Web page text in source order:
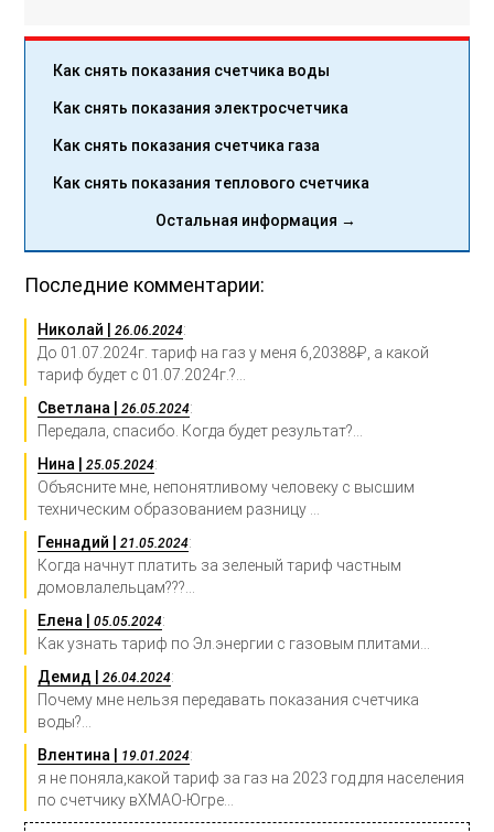
Как снять показания счетчика воды
Как снять показания электросчетчика
Как снять показания счетчика газа
Как снять показания теплового счетчика
Остальная информация →
Последние комментарии:
Николай |26.06.2024:
До 01.07.2024г. тариф на газ у меня 6,20388₽, а какой
тариф будет с 01.07.2024г.?...
Светлана |26.05.2024:
Передала, спасибо. Когда будет результат?...
Нина |25.05.2024:
Объясните мне, непонятливому человеку с высшим
техническим образованием разницу ...
Геннадий |21.05.2024:
Когда начнут платить за зеленый тариф частным
домовлалельцам???...
Елена |05.05.2024:
Как узнать тариф по Эл.энергии с газовым плитами...
Демид |26.04.2024:
Почему мне нельзя передавать показания счетчика
воды?...
Влентина |
19.01.2024:
я не поняла,какой тариф за газ на 2023 год для населения
по счетчику вХМАО-Югре...